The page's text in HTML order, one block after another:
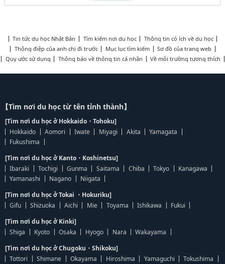
Tin tức du học Nhật Bản Tìm kiếm nơi du học
Thông tin có ích về du học
Thông điệp của anh chị đi trước
Mục lục tìm kiếm
Sơ đồ của trang web
Quy ước sử dụng
Thông báo về thông tin cá nhân Về môi trường tương thích
【Tìm nơi du học từ tên tỉnh thành】
[Tìm nơi du học ở Hokkaido・Tohoku]
Hokkaido
Aomori Iwate Miyagi Akita
Yamagata
Fukushima
[Tìm nơi du học ở Kanto・Koshinetsu]
Ibaraki
Tochigi Gunma Saitama Chiba Tokyo
Kanagawa
Yamanashi
Nagano
Niigata
[Tìm nơi du học ở Tokai ・Hokuriku]
Gifu
Shizuoka Aichi Mie Toyama Ishikawa
Fukui
[Tìm nơi du học ở Kinki]
Shiga
Kyoto Osaka Hyogo Nara
Wakayama
[Tìm nơi du học ở Chugoku・Shikoku]
Tottori
Shimane Okayama Hiroshima Yamaguchi
Tokushima